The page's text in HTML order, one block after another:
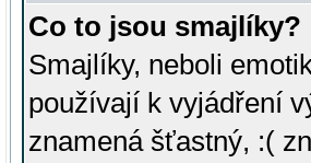
Co to jsou smajlíky?
Smajlíky, neboli
používají k vyjádření
znamená šťastný, :(